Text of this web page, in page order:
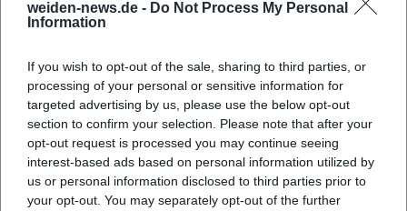
weiden-news.de - Do Not Process My Personal
Information
If you wish to opt-out of the sale, sharing to third parties, or
processing of your personal or sensitive information for
targeted advertising by us, please use the below opt-out
section to confirm your selection. Please note that after your
opt-out request is processed you may continue seeing
interest-based ads based on personal information utilized by
us or personal information disclosed to third parties prior to
your opt-out. You may separately opt-out of the further
Stadt Weiden - Veranstaltung Parapluie